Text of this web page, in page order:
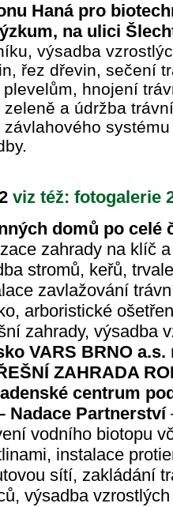
Haná pro
na ulici
výsadba
řez dřevin, sečení
hnojení
zeleně a údržba
závlahového
viz též: fotogalerie
domů po celé
zahrady na klíč
stromů, keřů,
zavlažování
arboristické
zahrady, výsadba
VARS BRNO
ZAHRADA
centrum
Nadace Partnerství
vodního biotopu
instalace
sítí, zakládání
výsadba